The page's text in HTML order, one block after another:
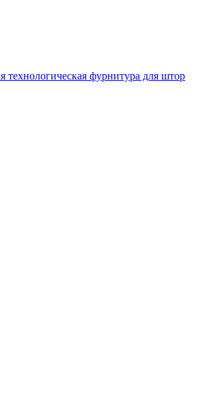
фурнитура для штор